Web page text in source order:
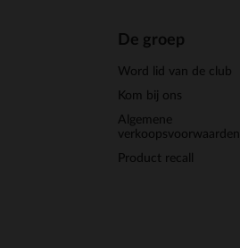
De groep
Word lid van de club
Kom bij ons
Algemene
verkoopsvoorwaarden
Product recall